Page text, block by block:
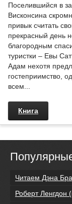
Поселившийся в
Висконсина
привык считать
прекрасный день
благородным
туристки – Евы
Адам нехотя
гостеприимство,
всем...
Книга
Читаем Дэна
Роберт Ленгдон